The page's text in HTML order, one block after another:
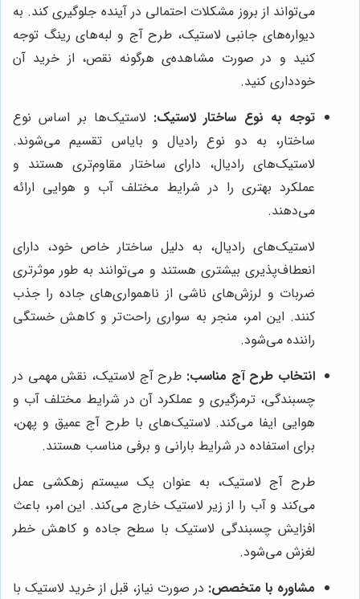
می‌تواند از بروز مشکلات احتمالی در آینده جلوگیری کند. به
دیواره‌های جانبی لاستیک، طرح آج و لبه‌های رینگ توجه
کنید و در صورت مشاهده‌ی هرگونه نقص، از خرید آن
خودداری کنید.
توجه به نوع ساختار لاستیک: لاستیک‌ها بر اساس نوع
ساختار، به دو نوع رادیال و بایاس تقسیم می‌شوند.
لاستیک‌های رادیال، دارای ساختار مقاوم‌تری هستند و
عملکرد بهتری را در شرایط مختلف آب و هوایی ارائه
می‌دهند.
لاستیک‌های رادیال، به دلیل ساختار خاص خود، دارای
انعطاف‌پذیری بیشتری هستند و می‌توانند به طور موثرتری
ضربات و لرزش‌های ناشی از ناهمواری‌های جاده را جذب
کنند. این امر، منجر به سواری راحت‌تر و کاهش خستگی
راننده می‌شود.
انتخاب طرح آج مناسب: طرح آج لاستیک، نقش مهمی در
چسبندگی، ترمزگیری و عملکرد آن در شرایط مختلف آب و
هوایی ایفا می‌کند. لاستیک‌های با طرح آج عمیق و پهن،
برای استفاده در شرایط بارانی و برفی مناسب هستند.
طرح آج لاستیک، به عنوان یک سیستم زهکشی عمل
می‌کند و آب را از زیر لاستیک خارج می‌کند. این امر، باعث
افزایش چسبندگی لاستیک با سطح جاده و کاهش خطر
لغزش می‌شود.
مشاوره با متخصص: در صورت نیاز، قبل از خرید لاستیک با